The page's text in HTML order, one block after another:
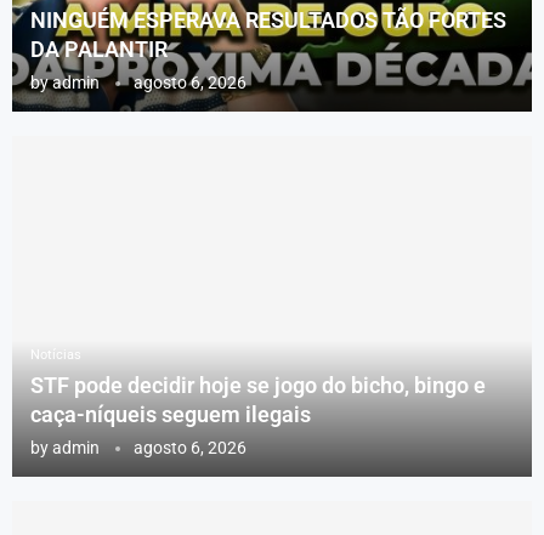
NINGUÉM ESPERAVA RESULTADOS TÃO FORTES
DA PALANTIR
byadmin agosto 6, 2026
Notícias
STF pode decidir hoje se jogo do bicho, bingo e
caça-níqueis seguem ilegais
byadmin agosto 6, 2026